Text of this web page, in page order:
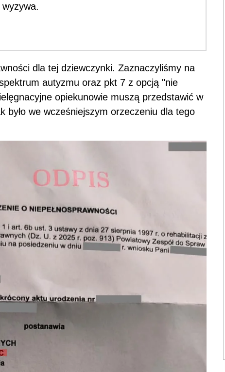
dla tej dziewczynki. Zaznaczyliśmy na
autyzmu oraz pkt 7 z opcją "nie
opiekunowie muszą przedstawić w
było we wcześniejszym orzeczeniu dla tego